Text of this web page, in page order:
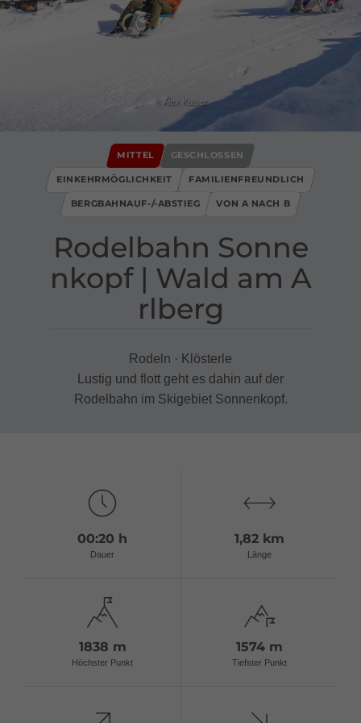
© Alex Kaiser
Rodelbahn Sonne
nkopf ​|​ Wald am A
rlberg
MITTEL GESCHLOSSEN
EINKEHRMÖGLICHKEIT FAMILIENFREUNDLICH
BERGBAHNAUF-/-ABSTIEG VON A NACH B
Rodeln · Klösterle
Lustig und flott geht es dahin auf der
Rodelbahn im Skigebiet Sonnenkopf.
00:20 h
Dauer
1,82 km
Länge
1838 m
Höchster Punkt
1574 m
Tiefster Punkt